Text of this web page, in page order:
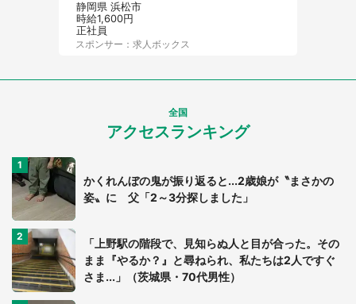
静岡県 浜松市
時給1,600円
正社員
スポンサー：求人ボックス
全国
アクセスランキング
かくれんぼの鬼が振り返ると...2歳娘が〝まさかの
姿〟に 父「2～3分探しました」
「上野駅の階段で、見知らぬ人と目が合った。その
まま『やるか？』と尋ねられ、私たちは2人ですぐ
さま...」（茨城県・70代男性）